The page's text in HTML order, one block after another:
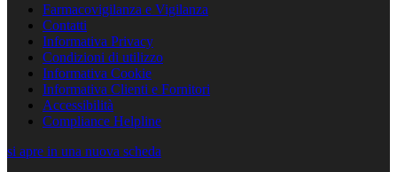
Farmacovigilanza e Vigilanza
Contatti
Informativa Privacy
Condizioni di utilizzo
Informativa Cookie
Informativa Clienti e Fornitori
Accessibilità
Compliance Helpline
si apre in una nuova scheda